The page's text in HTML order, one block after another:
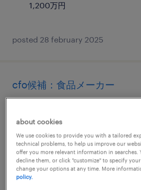
1,200万円
posted 28 february 2025
cfo候補：食品メーカー
permanent
¥10,000,000 - ¥15,000,000
～ 1,500万円
posted 15 june 2024
about cookies
We use cookies to provide you with a tailored
technical problems, to help us improve our
offer you more relevant information in searches.
decline them, or click "customize" to specify
change your options at any time. More
policy.